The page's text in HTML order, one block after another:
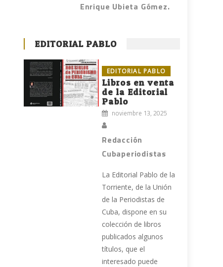
Enrique Ubieta Gómez.
EDITORIAL PABLO
EDITORIAL PABLO
Libros en venta
de la Editorial
Pablo
noviembre 13, 2025
Redacción
Cubaperiodistas
La Editorial Pablo de la
Torriente, de la Unión
de la Periodistas de
Cuba, dispone en su
colección de libros
publicados algunos
títulos, que el
interesado puede